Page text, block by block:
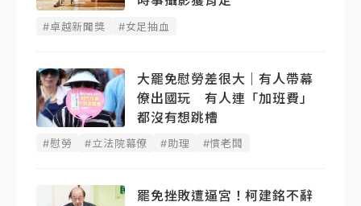
#卓越新聞獎 #女足抽血
大罷免慰勞差很大｜有人帶幕
僚出國玩 有人連「加班費」
都沒有想跳槽
#慰勞 #立法院幕僚 #助理 #慣老闆
罷免挫敗遭逼宮！柯建銘不辭